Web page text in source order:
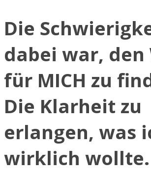
Die
dabei war, den
für MICH zu
Die Klarheit zu
erlangen, was
wirklich wollte.